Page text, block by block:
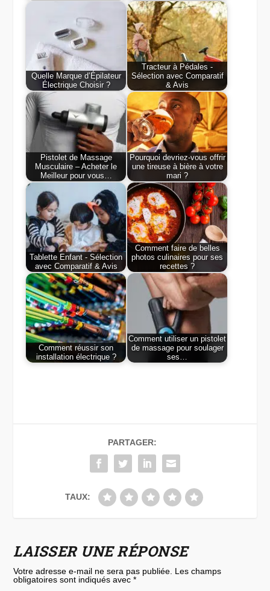
Quelle Marque d’Épilateur
Électrique Choisir ?
Tracteur à Pédales -
Sélection avec Comparatif
& Avis
Pistolet de Massage
Musculaire – Acheter le
Meilleur pour vous…
Pourquoi devriez-vous offrir
une tireuse à bière à votre
mari ?
Tablette Enfant - Sélection
avec Comparatif & Avis
Comment faire de belles
photos culinaires pour ses
recettes ?
Comment réussir son
installation électrique ?
Comment utiliser un pistolet
de massage pour soulager
ses…
PARTAGER:
TAUX:
LAISSER UNE RÉPONSE
Votre adresse e-mail ne sera pas publiée. Les champs
obligatoires sont indiqués avec*